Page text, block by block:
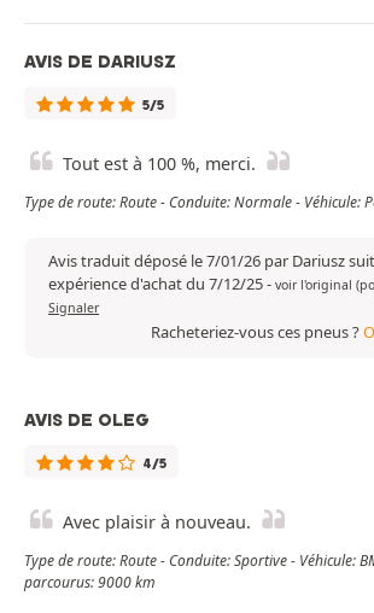
AVIS DE DARIUSZ
5/5
Tout est à 100 %, merci.
Type de route: Route - Conduite: Normale - Véhicule:
Avis traduit déposé le 7/01/26 par Dariusz
expérience d'achat du 7/12/25- voir l'original
Signaler
Racheteriez-vous ces pneus ?
AVIS DE OLEG
4/5
Avec plaisir à nouveau.
Type de route: Route - Conduite: Sportive - Véhicule:
parcourus: 9000 km